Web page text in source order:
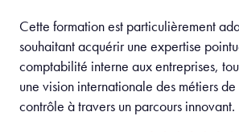
Cette formation est particulièrement
souhaitant acquérir une expertise
comptabilité interne aux entreprises,
une vision internationale des métiers de
contrôle à travers un parcours innovant.